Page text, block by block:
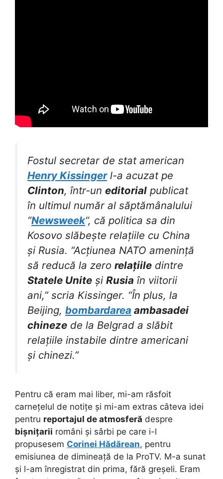
Fostul secretar de stat american
Henry Kissingerl-a acuzat pe
Clinton, într-un editorial publicat
în ultimul număr al săptămânalului
“Newsweek“, că politica sa din
Kosovo slăbește relațiile cu China
și Rusia. “Acțiunea NATO amenință
să reducă la zero relațiile dintre
Statele Unite și Rusia în viitorii
ani,” scria Kissinger. “În plus, la
Beijing, bombardarea ambasadei
chineze de la Belgrad a slăbit
relațiile instabile dintre americani
și chinezi.”
Pentru că eram mai liber, mi-am răsfoit
carnețelul de notițe și mi-am extras câteva idei
pentru reportajul de atmosferă despre
bișnițarii români și sârbi pe care i-l
propusesem Corinei Hădărean, pentru
emisiunea de dimineață de la ProTV. M-a sunat
și l-am înregistrat din prima, fără greșeli. Eram